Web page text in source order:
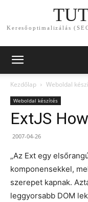
Keresőoptimalizálás
Kezdőlap Weboldal
Weboldal készítés
ExtJS
2007-04-26
„Az Ext egy
komponensekkel,
szerepet kapnak.
leggyorsabb DOM